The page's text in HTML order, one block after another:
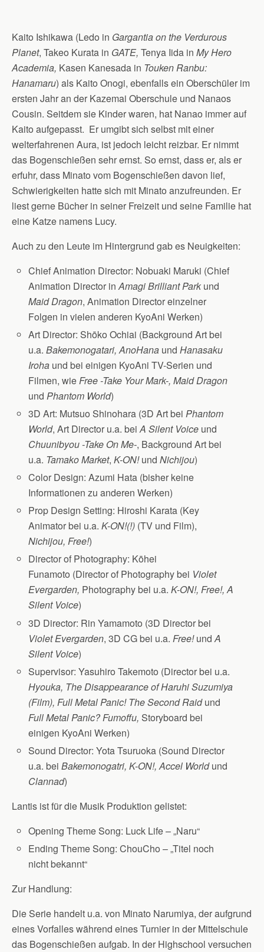
Kaito Ishikawa (Ledo in Gargantia on the Verdurous
Planet, Takeo Kurata in GATE, Tenya Iida in My Hero
Academia, Kasen Kanesada in Touken Ranbu:
Hanamaru) als Kaito Onogi, ebenfalls ein Oberschüler im
ersten Jahr an der Kazemai Oberschule und Nanaos
Cousin. Seitdem sie Kinder waren, hat Nanao immer auf
Kaito aufgepasst. Er umgibt sich selbst mit einer
welterfahrenen Aura, ist jedoch leicht reizbar. Er nimmt
das Bogenschießen sehr ernst. So ernst, dass er, als er
erfuhr, dass Minato vom Bogenschießen davon lief,
Schwierigkeiten hatte sich mit Minato anzufreunden. Er
liest gerne Bücher in seiner Freizeit und seine Familie hat
eine Katze namens Lucy.
Auch zu den Leute im Hintergrund gab es Neuigkeiten:
Chief Animation Director: Nobuaki Maruki (Chief
Animation Director inAmagi Brilliant Park und
Maid Dragon, Animation Director einzelner
Folgen in vielen anderen KyoAni Werken)
Art Director: Shōko Ochiai (Background Art bei
u.a.Bakemonogatari, AnoHana undHanasaku
Iroha und bei einigen KyoAni TV-Serien und
Filmen, wieFree -Take Your Mark-, Maid Dragon
undPhantom World)
3D Art: Mutsuo Shinohara (3D Art beiPhantom
World, Art Director u.a. beiA Silent Voice und
Chuunibyou -Take On Me-, Background Art bei
u.a. Tamako Market,K-ON!undNichijou)
Color Design: Azumi Hata (bisher keine
Informationen zu anderen Werken)
Prop Design Setting: Hiroshi Karata (Key
Animator bei u.a.K-ON!(!) (TV und Film),
Nichijou, Free!)
Director of Photography: Kōhei
Funamoto (Director of Photography bei Violet
Evergarden, Photography bei u.a.K-ON!, Free!, A
Silent Voice)
3D Director: Rin Yamamoto (3D Director bei
Violet Evergarden, 3D CG bei u.a. Free!undA
Silent Voice)
Supervisor: Yasuhiro Takemoto (Director bei u.a.
Hyouka, The Disappearance of Haruhi Suzumiya
(Film), Full Metal Panic! The Second Raidund
Full Metal Panic? Fumoffu, Storyboard bei
einigen KyoAni Werken)
Sound Director: Yota Tsuruoka (Sound Director
u.a. beiBakemonogatri, K-ON!, Accel Worldund
Clannad)
Lantis ist für die Musik Produktion gelistet:
Opening Theme Song: Luck Life – „Naru“
Ending Theme Song: ChouCho – „Titel noch
nicht bekannt“
Zur Handlung:
Die Serie handelt u.a. von Minato Narumiya, der aufgrund
eines Vorfalles während eines Turnier in der Mittelschule
das Bogenschießen aufgab. In der Highschool versuchen